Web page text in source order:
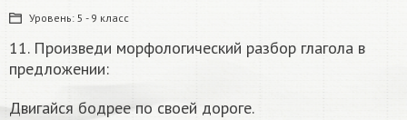
Уровень: 5 - 9 класс
11. Произведи морфологический разбор глагола в
предложении:
Двигайся бодрее по своей дороге.